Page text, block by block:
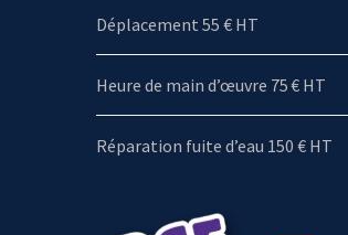
Déplacement 55 € HT
Heure de main d’œuvre 75 € HT
Réparation fuite d’eau 150 € HT